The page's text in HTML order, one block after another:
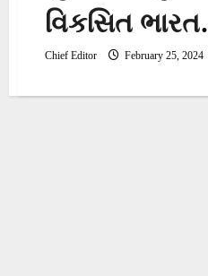
વિકસિત ભારત,
વિકસિત
ગુજરાતના
Chief Editor February 25, 2024